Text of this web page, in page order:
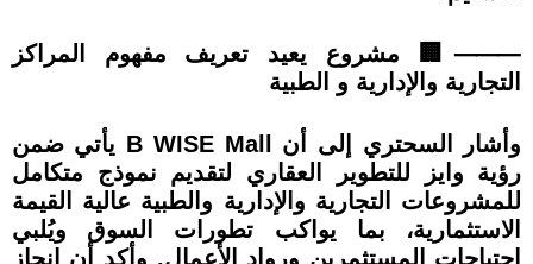
⸻🏢 مشروع يعيد تعريف مفهوم المراكز
التجارية والإدارية و الطبية
وأشار السحتري إلى أن B WISE Mall يأتي ضمن
رؤية وايز للتطوير العقاري لتقديم نموذج متكامل
للمشروعات التجارية والإدارية والطبية عالية القيمة
الاستثمارية، بما يواكب تطورات السوق ويُلبي
احتياجات المستثمرين ورواد الأعمال. وأكد أن إنجاز